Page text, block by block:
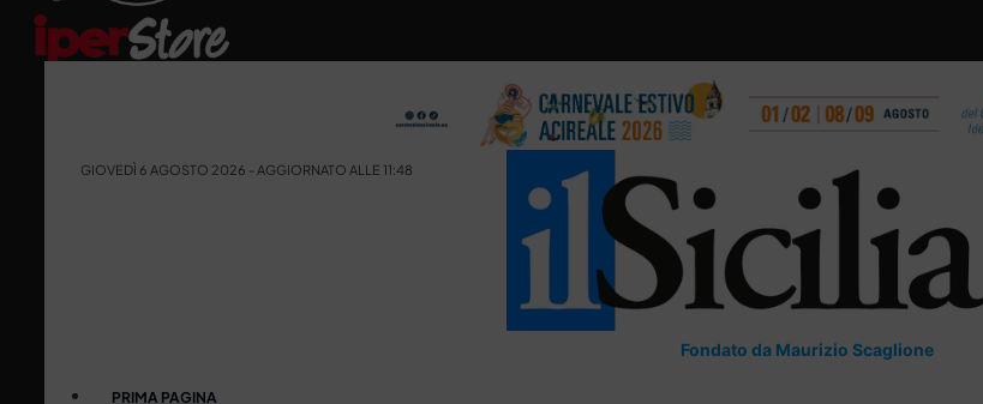
GIOVEDÌ 6 AGOSTO 2026 - AGGIORNATO ALLE 11:48
Fondato da Maurizio Scaglione
PRIMA PAGINA